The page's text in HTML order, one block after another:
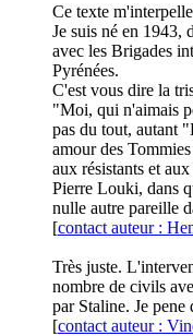
Ce texte
Je suis né en 1943,
avec les Brigades
Pyrénées.
C'est vous dire la
"Moi, qui n'aimais
pas du tout, autant
amour des
aux résistants et
Pierre Louki, dans
nulle autre pareille
[contact auteur :
Très juste.
nombre de civils
par Staline. Je
[contact auteur :